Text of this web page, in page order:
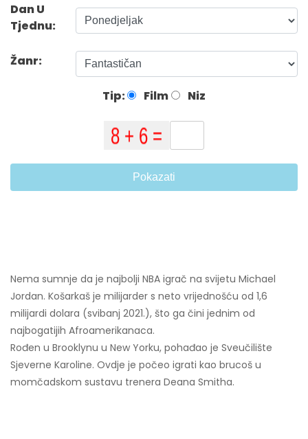
Dan U
Tjednu:
Žanr:
Tip: Film Niz
Pokazati
Nema sumnje da je najbolji NBA igrač na svijetu Michael
Jordan. Košarkaš je milijarder s neto vrijednošću od 1,6
milijardi dolara (svibanj 2021.), što ga čini jednim od
najbogatijih Afroamerikanaca.
Rođen u Brooklynu u New Yorku, pohađao je Sveučilište
Sjeverne Karoline. Ovdje je počeo igrati kao brucoš u
momčadskom sustavu trenera Deana Smitha.